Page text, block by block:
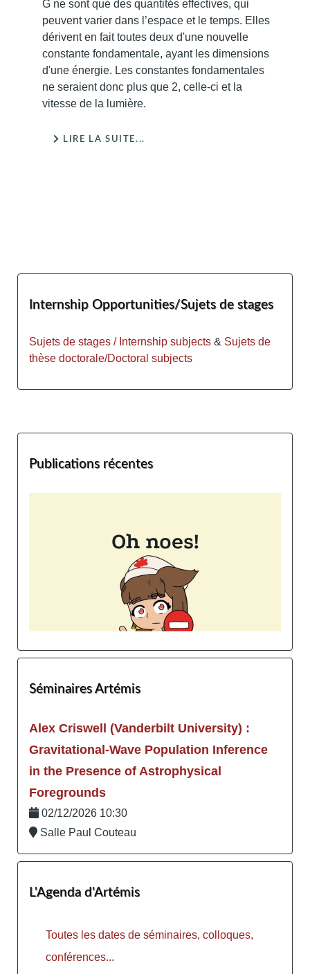
G ne sont que des quantités effectives, qui
peuvent varier dans l’espace et le temps. Elles
dérivent en fait toutes deux d'une nouvelle
constante fondamentale, ayant les dimensions
d'une énergie. Les constantes fondamentales
ne seraient donc plus que 2, celle-ci et la
vitesse de la lumière.
LIRE LA SUITE...
Internship Opportunities/Sujets de stages
Sujets de stages / Internship subjects & Sujets de
thèse doctorale/Doctoral subjects
Publications récentes
Séminaires Artémis
Alex Criswell (Vanderbilt University) :
Gravitational-Wave Population Inference
in the Presence of Astrophysical
Foregrounds
02/12/2026 10:30
Salle Paul Couteau
L'Agenda d'Artémis
Toutes les dates de séminaires, colloques,
conférences...